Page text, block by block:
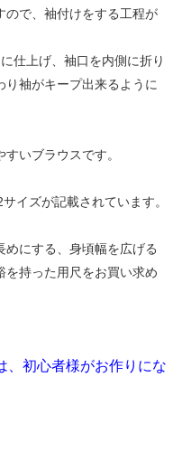
ので、袖付けをする工程が
仕上げ、袖口を内側に折り
袖がキープ出来るように
いブラウスです。
イズが記載されています。
めにする、身頃幅を広げる
を持った用尺をお買い求め
、初心者様がお作りにな